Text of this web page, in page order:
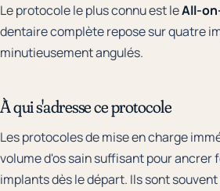
Le protocole le plus connu est leAll-
dentaire complète repose sur quatre
minutieusement angulés.
À qui s'adresse ce protocole
Les protocoles de mise en charge
volume d'os sain suffisant pour ancrer
implants dès le départ. Ils sont